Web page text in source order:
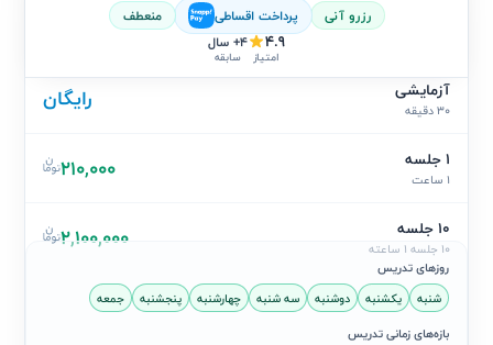
رزرو آنی
پرداخت اقساطی منعطف
4.9
امتیاز
4+ سال
سابقه
آزمایشی
30 دقیقه رایگان
1 جلسه
1 ساعت 210,000
10 جلسه
10 جلسه 1 ساعته 2,100,000
روزهای تدریس
شنبه
یکشنبه دوشنبه سه شنبه چهارشنبه پنجشنبه
جمعه
بازه‌های زمانی تدریس